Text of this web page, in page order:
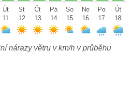
Út
11
St
12
Čt
13
Pá
14
So
15
Ne
16
Po
17
Út
18
nárazy větru v km/h v průběhu